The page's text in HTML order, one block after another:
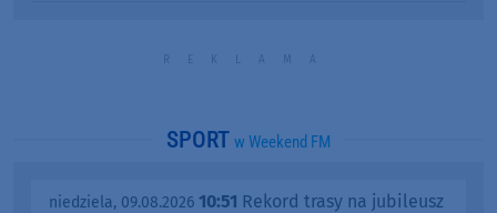
SPORT w Weekend FM
niedziela, 09.08.2026 10:51 Rekord trasy na jubileusz